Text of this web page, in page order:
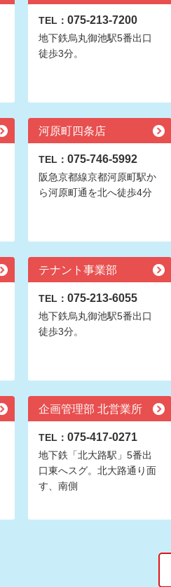
TEL： 075-213-7200
地下鉄烏丸御池駅5番出口
徒歩3分。
河原町四条店
TEL： 075-746-5992
阪急京都線京都河原町駅か
ら河原町通を北へ徒歩4分
テナント事業部
TEL： 075-213-6055
地下鉄烏丸御池駅5番出口
徒歩3分。
企画管理部 北営業所
TEL： 075-417-0271
地下鉄「北大路駅」5番出
口東へスグ。北大路通り面
す、南側